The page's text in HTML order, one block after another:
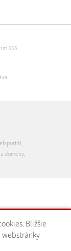
Bližšie
webstránky
RSS
portál ,
domény,